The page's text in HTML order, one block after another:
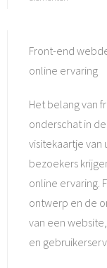
Front-end
online ervaring
Het belang van
onderschat in
visitekaartje van
bezoekers
online ervaring.
ontwerp en de
van een
en